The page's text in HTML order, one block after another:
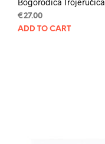
Bogorodica Trojeručica
€27.00
ADD TO CART